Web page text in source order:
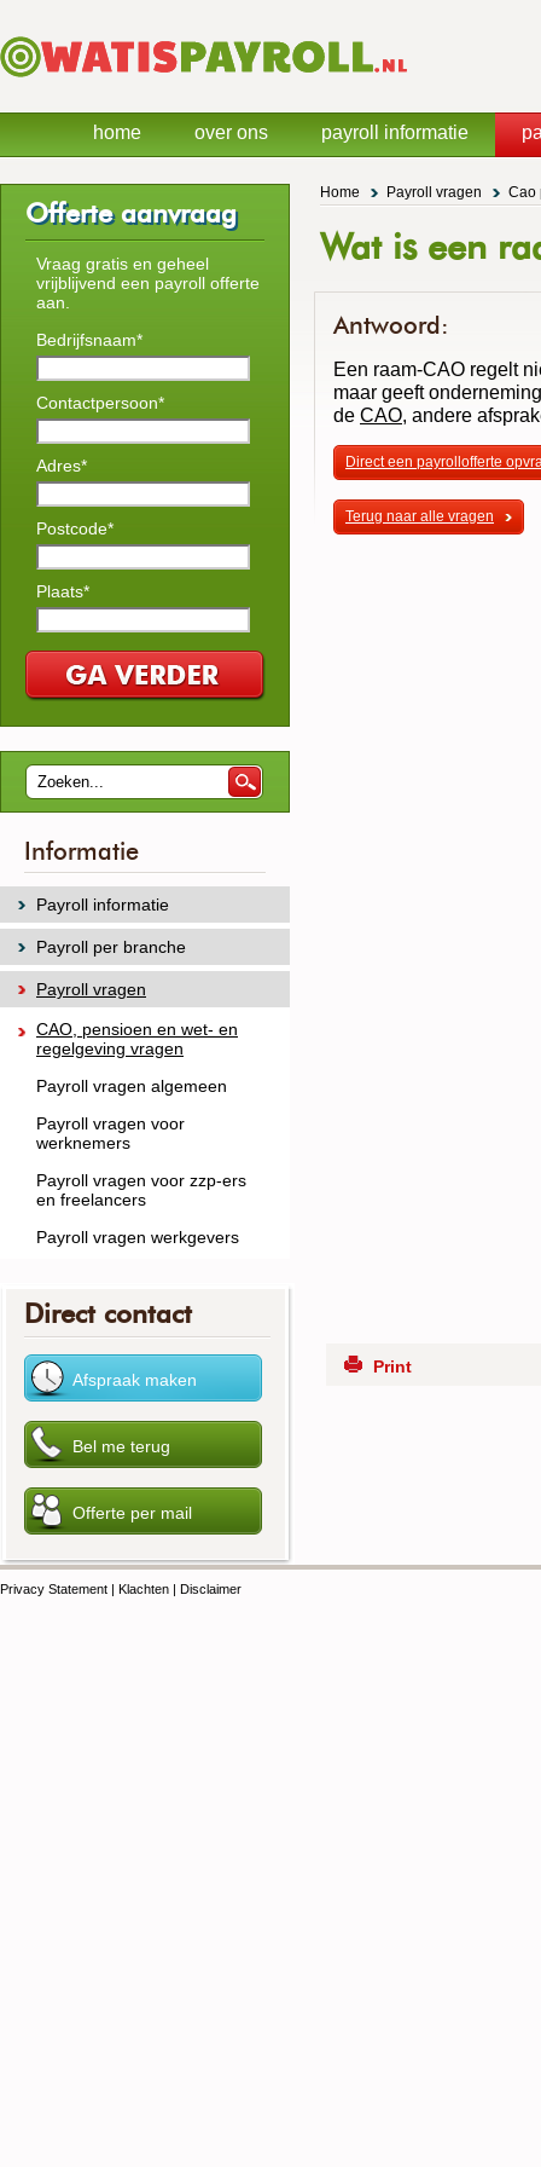
Home Payroll vragen Cao
Wat is een
Antwoord:
Een raam-CAO regelt
maar geeft
de CAO, andere
Direct een payrollofferte
Terug naar alle vragen
Print
Offerte aanvraag
Vraag gratis en geheel
vrijblijvend een payroll offerte
aan.
Bedrijfsnaam*
Contactpersoon*
Adres*
Postcode*
Plaats*
Informatie
Payroll informatie
Payroll per branche
Payroll vragen
CAO, pensioen en wet- en
regelgeving vragen
Payroll vragen algemeen
Payroll vragen voor
werknemers
Payroll vragen voor zzp-ers
en freelancers
Payroll vragen werkgevers
Direct contact
Privacy Statement | Klachten | Disclaimer
home over ons payroll informatie